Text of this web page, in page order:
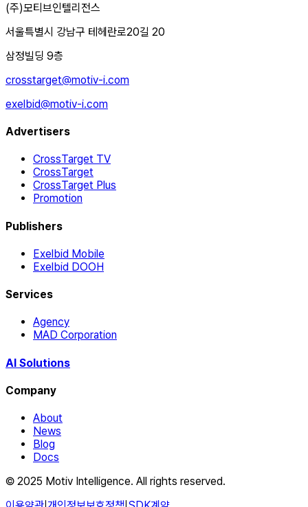
(주)모티브인텔리전스
서울특별시 강남구 테헤란로20길 20
삼정빌딩 9층
crosstarget@motiv-i.com
exelbid@motiv-i.com
Advertisers
CrossTarget TV
CrossTarget
CrossTarget Plus
Promotion
Publishers
Exelbid Mobile
Exelbid DOOH
Services
Agency
MAD Corporation
AI Solutions
Company
About
News
Blog
Docs
© 2025 Motiv Intelligence. All rights reserved.